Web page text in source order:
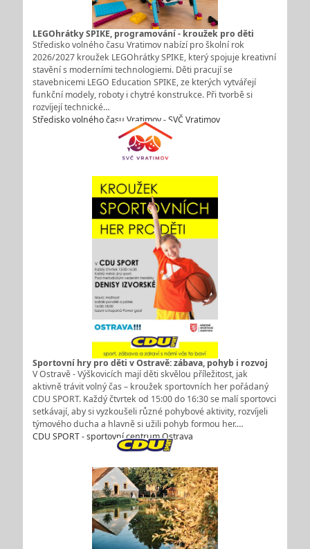
LEGOhrátky SPIKE, programování - kroužek pro děti
Středisko volného času Vratimov nabízí pro školní rok
2026/2027 kroužek LEGOhrátky SPIKE, který spojuje kreativní
stavění s moderními technologiemi. Děti pracují se
stavebnicemi LEGO Education SPIKE, ze kterých vytvářejí
funkční modely, roboty i chytré konstrukce. Při tvorbě si
rozvíjejí technické…
Středisko volného času Vratimov - SVČ Vratimov
Sportovní hry pro děti v Ostravě: zábava, pohyb i rozvoj
V Ostravě - Výškovicích mají děti skvělou příležitost, jak
aktivně trávit volný čas – kroužek sportovních her pořádaný
CDU SPORT. Každý čtvrtek od 15:00 do 16:30 se malí sportovci
setkávají, aby si vyzkoušeli různé pohybové aktivity, rozvíjeli
týmového ducha a hlavně si užili pohyb formou her.…
CDU SPORT - sportovní centrum Ostrava